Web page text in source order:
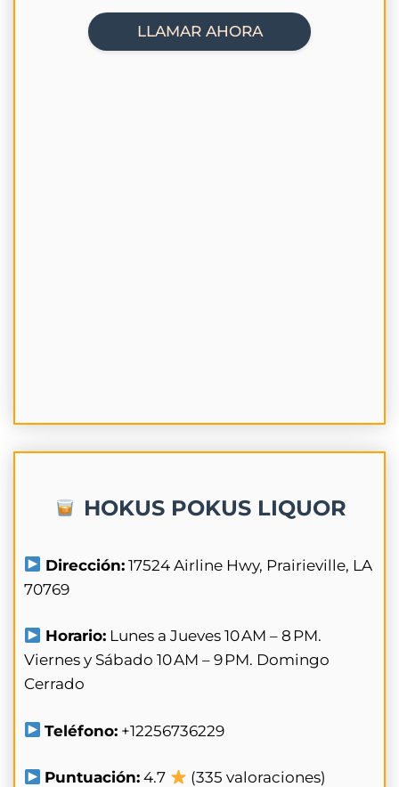
LLAMAR AHORA
HOKUS POKUS LIQUOR
Dirección: 17524 Airline Hwy, Prairieville, LA
70769
Horario: Lunes a Jueves 10 AM – 8 PM.
Viernes y Sábado 10 AM – 9 PM. Domingo
Cerrado
Teléfono: +12256736229
Puntuación: 4.7 (335 valoraciones)